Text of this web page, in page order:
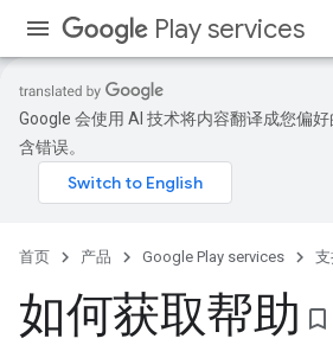
Play services
Google 会使用 AI 技术将内容翻译成您偏
含错误。
首页 产品 Google Play services
如何获取帮助 bookmark_border